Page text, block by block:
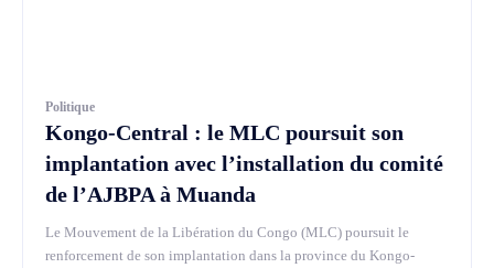
Politique
Kongo-Central : le MLC poursuit son
implantation avec l’installation du comité
de l’AJBPA à Muanda
Le Mouvement de la Libération du Congo (MLC) poursuit le
renforcement de son implantation dans la province du Kongo-